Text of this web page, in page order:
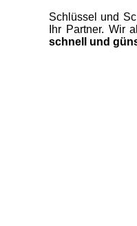
Schlüssel und
Ihr Partner. Wir
schnell und